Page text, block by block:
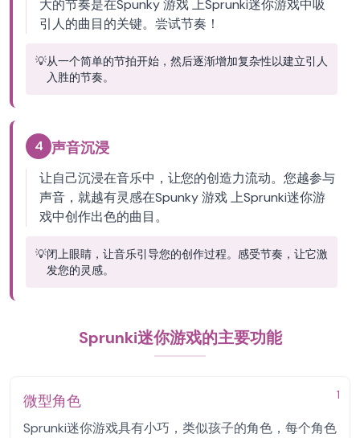
大的节奏是在Spunky 游戏 上Sprunki迷你游戏中吸
引人的曲目的关键。尝试节奏！
💡从一个简单的节拍开始，然后逐渐增加复杂性以建立引人
入胜的节奏。
4 声音沉浸
让自己沉浸在音乐中，让您的创造力流动。您越参与
声音，就越有灵感在Spunky 游戏 上Sprunki迷你游
戏中创作出色的曲目。
💡闭上眼睛，让音乐引导您的创作过程。感受节奏，让它激
发您的灵感。
Sprunki迷你游戏的主要功能
1
微型角色
Sprunki迷你游戏具有小巧，类似孩子的角色，每个角色